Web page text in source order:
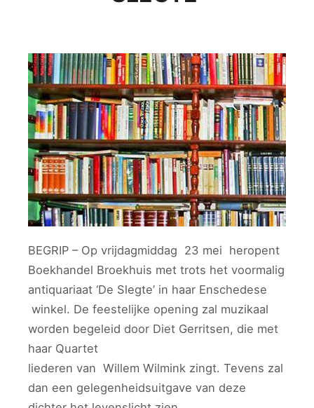
BEGRIP – Op vrijdagmiddag 23 mei heropent
Boekhandel Broekhuis met trots het voormalig
antiquariaat ‘De Slegte’ in haar Enschedese
winkel. De feestelijke opening zal muzikaal
worden begeleid door Diet Gerritsen, die met
haar Quartet
liederen van Willem Wilmink zingt. Tevens zal
dan een gelegenheidsuitgave van deze